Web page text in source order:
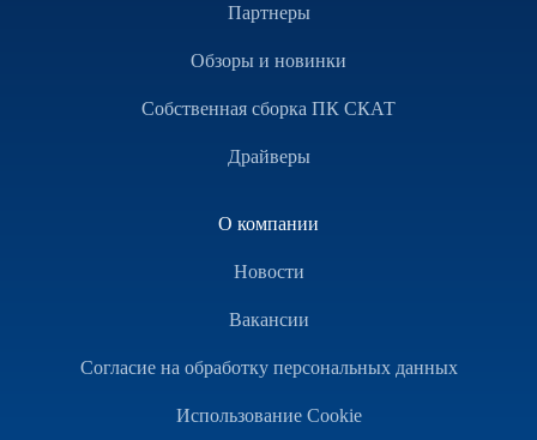
Партнеры
Обзоры и новинки
Собственная сборка ПК СКАТ
Драйверы
О компании
Новости
Вакансии
Согласие на обработку персональных данных
Использование Cookie